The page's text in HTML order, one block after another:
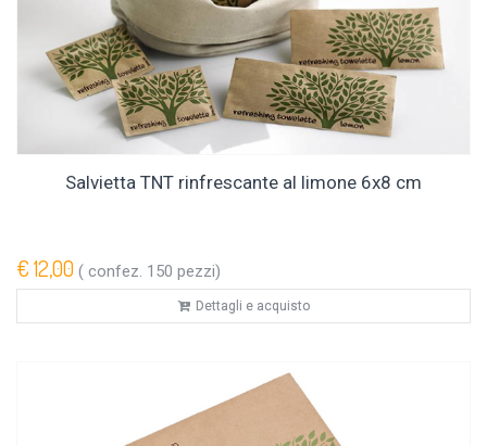
Salvietta TNT rinfrescante al limone 6x8 cm
€ 12,00 ( confez. 150 pezzi)
Dettagli e acquisto